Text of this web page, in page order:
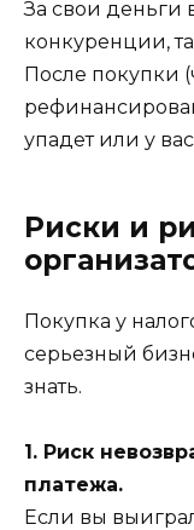
За свои деньги
конкуренции,
После покупки
упадет или у
Риски и
Покупка у
серьезный
знать.
1. Риск
платежа.
Если вы